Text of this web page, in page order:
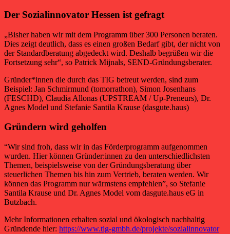
Der Sozialinnovator Hessen ist gefragt
„Bisher haben wir mit dem Programm über 300 Personen beraten.
Dies zeigt deutlich, dass es einen großen Bedarf gibt, der nicht von
der Standardberatung abgedeckt wird. Deshalb begrüßen wir die
Fortsetzung sehr“, so Patrick Mijnals, SEND-Gründungsberater.
Gründer*innen die durch das TIG betreut werden, sind zum
Beispiel: Jan Schmirmund (tomorrathon), Simon Josenhans
(FESCHD), Claudia Allonas (UPSTREAM / Up-Preneurs), Dr.
Agnes Model und Stefanie Santila Krause (dasgute.haus)
Gründern wird geholfen
“Wir sind froh, dass wir in das Förderprogramm aufgenommen
wurden. Hier können Gründer:innen zu den unterschiedlichsten
Themen, beispielsweise von der Gründungsberatung über
steuerlichen Themen bis hin zum Vertrieb, beraten werden. Wir
können das Programm nur wärmstens empfehlen”, so Stefanie
Santila Krause und Dr. Agnes Model vom dasgute.haus eG in
Butzbach.
Mehr Informationen erhalten sozial und ökologisch nachhaltig
Gründende hier: https://www.tig-gmbh.de/projekte/sozialinnovator